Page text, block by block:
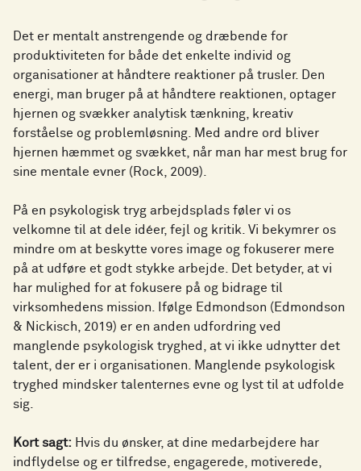
Det er mentalt anstrengende og dræbende for
produktiviteten for både det enkelte individ og
organisationer at håndtere reaktioner på trusler. Den
energi, man bruger på at håndtere reaktionen, optager
hjernen og svækker analytisk tænkning, kreativ
forståelse og problemløsning. Med andre ord bliver
hjernen hæmmet og svækket, når man har mest brug for
sine mentale evner (Rock, 2009).
På en psykologisk tryg arbejdsplads føler vi os
velkomne til at dele idéer, fejl og kritik. Vi bekymrer os
mindre om at beskytte vores image og fokuserer mere
på at udføre et godt stykke arbejde. Det betyder, at vi
har mulighed for at fokusere på og bidrage til
virksomhedens mission. Ifølge Edmondson (Edmondson
& Nickisch, 2019) er en anden udfordring ved
manglende psykologisk tryghed, at vi ikke udnytter det
talent, der er i organisationen. Manglende psykologisk
tryghed mindsker talenternes evne og lyst til at udfolde
sig.
Kort sagt: Hvis du ønsker, at dine medarbejdere har
indflydelse og er tilfredse, engagerede, motiverede,